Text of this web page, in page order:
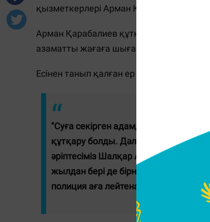
қызметкерлері Арман Қарабалиев пен
Арман Қарабалиев құтқару жилетін
азаматты жағаға шығару үшін Меллат
Есінен танып қалған ер адамға тәртіп
"Суға секірген адамды естіген
құтқару болды. Дәл осы көпірде
әріптесіміз Шалқар Ақымғалиев
жылдан бері де бірнеше рет осы
полиция аға лейтенанты Арман